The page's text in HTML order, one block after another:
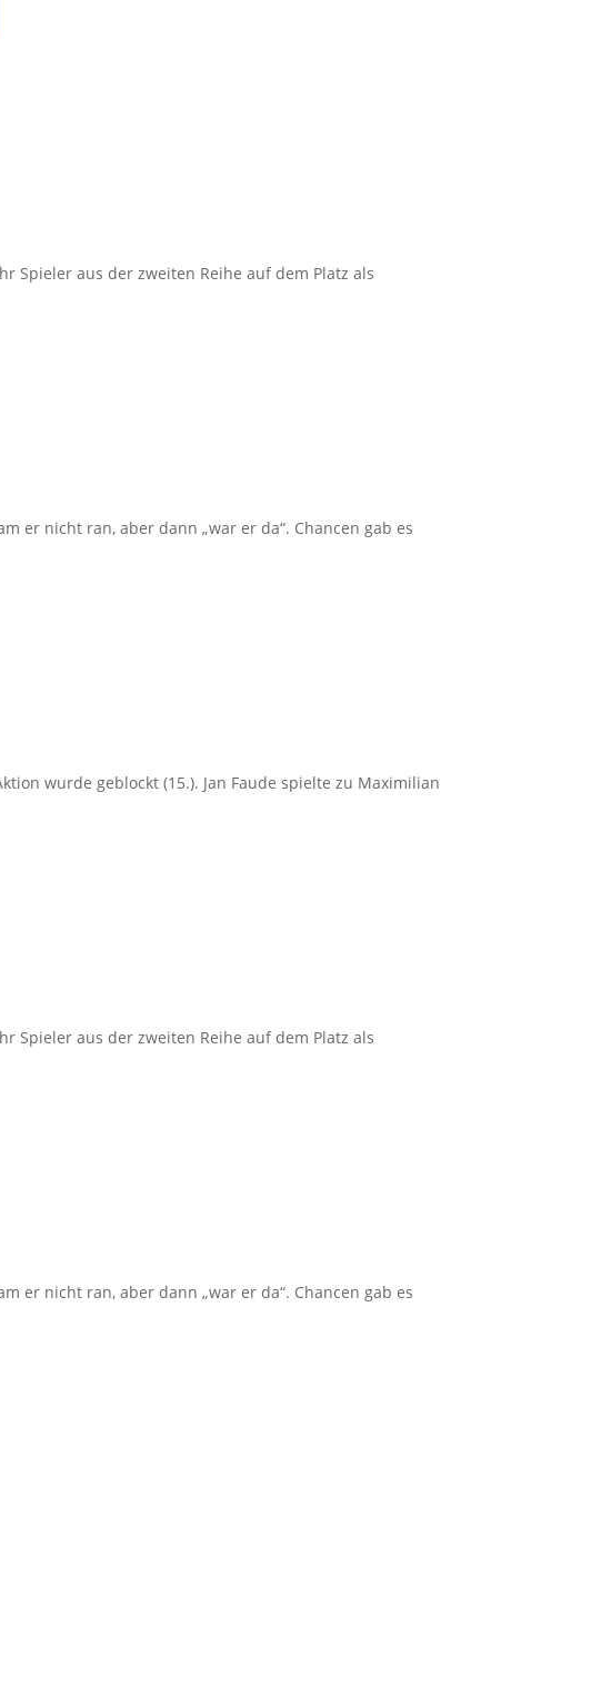
Spieler aus der zweiten Reihe auf dem Platz als
er nicht ran, aber dann „war er da“. Chancen gab es
wurde geblockt (15.). Jan Faude spielte zu Maximilian
Spieler aus der zweiten Reihe auf dem Platz als
er nicht ran, aber dann „war er da“. Chancen gab es